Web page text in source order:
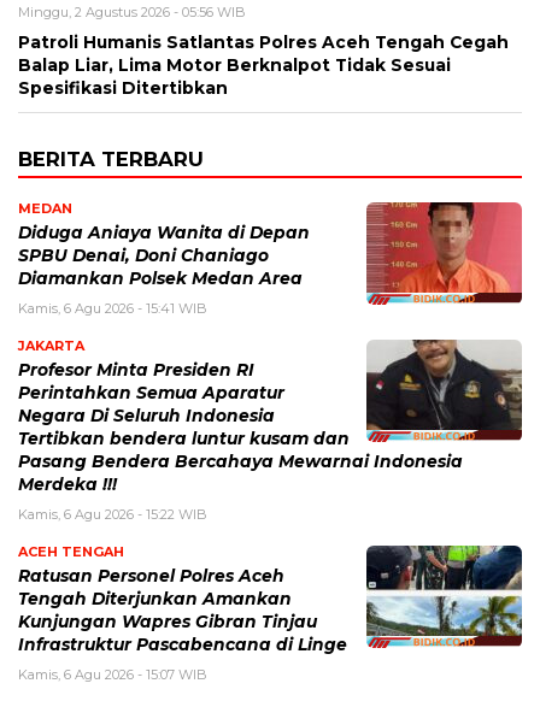
Minggu, 2 Agustus 2026 - 05:56 WIB
Patroli Humanis Satlantas Polres Aceh Tengah Cegah
Balap Liar, Lima Motor Berknalpot Tidak Sesuai
Spesifikasi Ditertibkan
BERITA TERBARU
MEDAN
Diduga Aniaya Wanita di Depan
SPBU Denai, Doni Chaniago
Diamankan Polsek Medan Area
Kamis, 6 Agu 2026 - 15:41 WIB
JAKARTA
Profesor Minta Presiden RI
Perintahkan Semua Aparatur
Negara Di Seluruh Indonesia
Tertibkan bendera luntur kusam dan
Pasang Bendera Bercahaya Mewarnai Indonesia
Merdeka !!!
Kamis, 6 Agu 2026 - 15:22 WIB
ACEH TENGAH
Ratusan Personel Polres Aceh
Tengah Diterjunkan Amankan
Kunjungan Wapres Gibran Tinjau
Infrastruktur Pascabencana di Linge
Kamis, 6 Agu 2026 - 15:07 WIB